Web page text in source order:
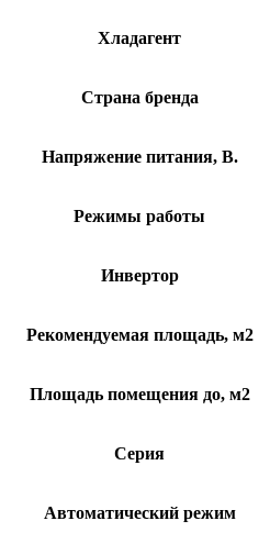
Хладагент
Страна бренда
Напряжение питания, В.
Режимы работы
Инвертор
Рекомендуемая площадь, м2
Площадь помещения до, м2
Серия
Автоматический режим